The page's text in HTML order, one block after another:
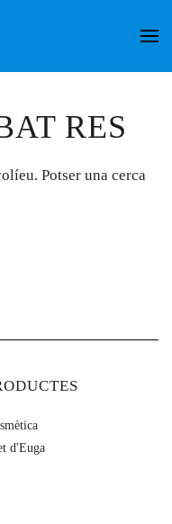
RES
Potser una cerca
d'Euga